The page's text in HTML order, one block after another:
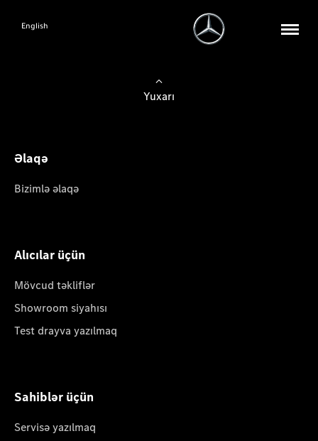
English
Yuxarı
Əlaqə
Bizimlə əlaqə
Alıcılar üçün
Mövcud təkliflər
Showroom siyahısı
Test drayva yazılmaq
Sahiblər üçün
Servisə yazılmaq